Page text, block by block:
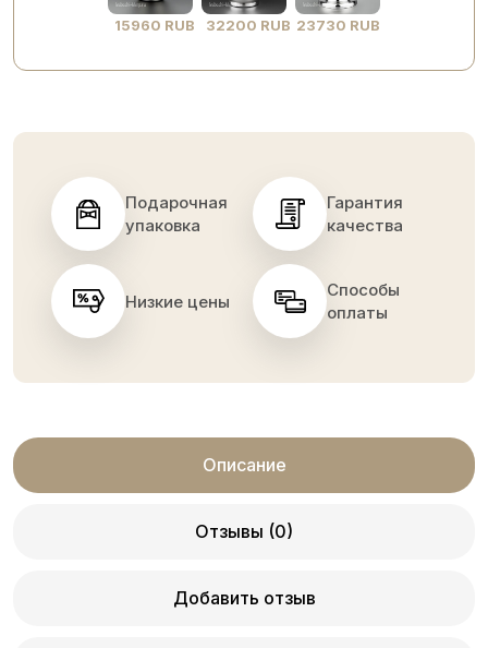
15960 RUB 32200 RUB 23730 RUB
Подарочная
упаковка
Гарантия
качества
Низкие цены
Способы
оплаты
Описание
Отзывы (0)
Добавить отзыв